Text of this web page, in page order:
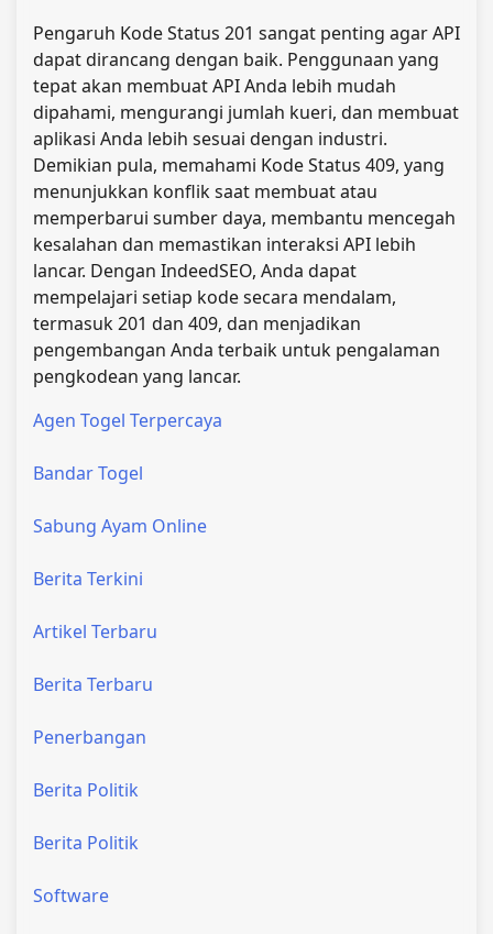
Pengaruh Kode Status 201 sangat penting agar API
dapat dirancang dengan baik. Penggunaan yang
tepat akan membuat API Anda lebih mudah
dipahami, mengurangi jumlah kueri, dan membuat
aplikasi Anda lebih sesuai dengan industri.
Demikian pula, memahami Kode Status 409, yang
menunjukkan konflik saat membuat atau
memperbarui sumber daya, membantu mencegah
kesalahan dan memastikan interaksi API lebih
lancar. Dengan IndeedSEO, Anda dapat
mempelajari setiap kode secara mendalam,
termasuk 201 dan 409, dan menjadikan
pengembangan Anda terbaik untuk pengalaman
pengkodean yang lancar.
Agen Togel Terpercaya
Bandar Togel
Sabung Ayam Online
Berita Terkini
Artikel Terbaru
Berita Terbaru
Penerbangan
Berita Politik
Berita Politik
Software